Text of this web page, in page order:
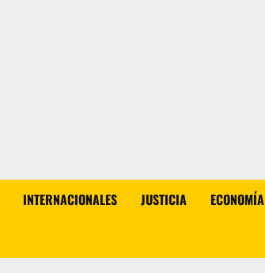
INTERNACIONALES JUSTICIA ECONOMÍA